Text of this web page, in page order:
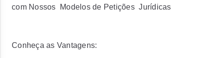
com Nossos Modelos de Petições Jurídicas
Conheça as Vantagens: